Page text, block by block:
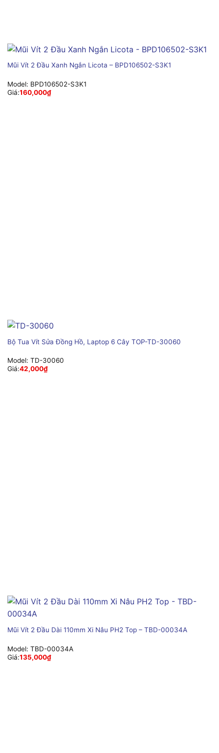
Mũi Vít 2 Đầu Xanh Ngắn Licota – BPD106502-S3K1
Model: BPD106502-S3K1
Giá:160,000₫
Bộ Tua Vít Sửa Đồng Hồ, Laptop 6 Cây TOP-TD-30060
Model: TD-30060
Giá:42,000₫
Mũi Vít 2 Đầu Dài 110mm Xi Nâu PH2 Top – TBD-00034A
Model: TBD-00034A
Giá:135,000₫